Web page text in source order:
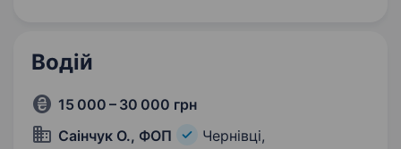
Водій
15 000 – 30 000 грн
Саінчук О., ФОП
Чернівці,